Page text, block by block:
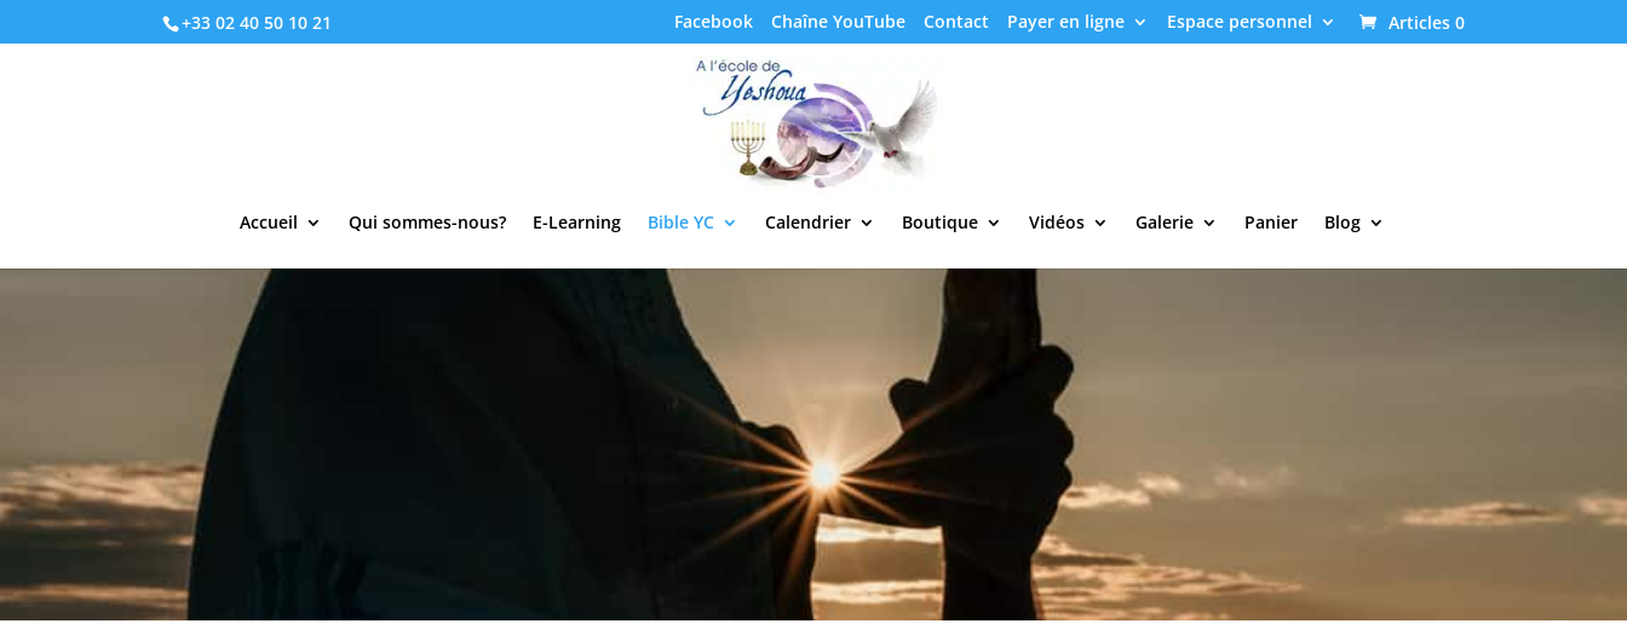
+33 02 40 50 10 21 Facebook Chaîne YouTube Contact Payer en ligne Espace personnel Articles 0
Accueil Qui sommes-nous? E-Learning Bible YC Calendrier Boutique Vidéos Galerie Panier Blog
Psaume 119 version bilingue